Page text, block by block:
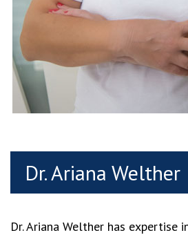
Dr. Ariana Welther
Dr. Ariana Welther has expertise